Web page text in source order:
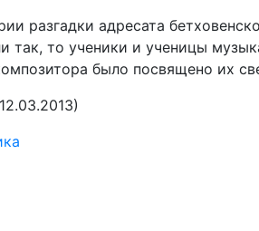
разгадки адресата
так, то ученики и ученицы
было посвящено их